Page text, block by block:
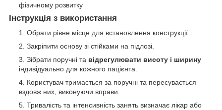
фізичному розвитку
Інструкція з використання
Обрати рівне місце для встановлення конструкції.
Закріпити основу зі стійками на підлозі.
Зібрати поручні та відрегулювати висоту і ширину
індивідуально для кожного пацієнта.
Користувач тримається за поручні та пересувається
вздовж них, виконуючи вправи.
Тривалість та інтенсивність занять визначає лікар або